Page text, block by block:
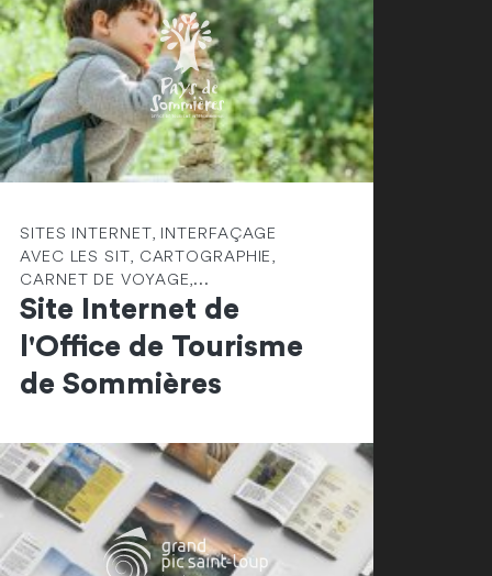
SITES INTERNET, INTERFAÇAGE
AVEC LES SIT, CARTOGRAPHIE,
CARNET DE VOYAGE,...
Site Internet de
l'Office de Tourisme
de Sommières